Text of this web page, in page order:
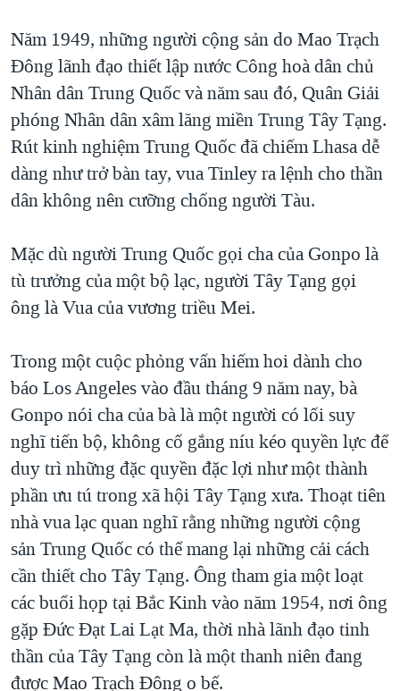
Năm 1949, những người cộng sản do Mao Trạch
Đông lãnh đạo thiết lập nước Công hoà dân chủ
Nhân dân Trung Quốc và năm sau đó, Quân Giải
phóng Nhân dân xâm lăng miền Trung Tây Tạng.
Rút kinh nghiệm Trung Quốc đã chiếm Lhasa dễ
dàng như trở bàn tay, vua Tinley ra lệnh cho thần
dân không nên cưỡng chống người Tàu.
Mặc dù người Trung Quốc gọi cha của Gonpo là
tù trưởng của một bộ lạc, người Tây Tạng gọi
ông là Vua của vương triều Mei.
Trong một cuộc phỏng vấn hiếm hoi dành cho
báo Los Angeles vào đầu tháng 9 năm nay, bà
Gonpo nói cha của bà là một người có lối suy
nghĩ tiến bộ, không cố gắng níu kéo quyền lực để
duy trì những đặc quyền đặc lợi như một thành
phần ưu tú trong xã hội Tây Tạng xưa. Thoạt tiên
nhà vua lạc quan nghĩ rằng những người cộng
sản Trung Quốc có thể mang lại những cải cách
cần thiết cho Tây Tạng. Ông tham gia một loạt
các buổi họp tại Bắc Kinh vào năm 1954, nơi ông
gặp Đức Đạt Lai Lạt Ma, thời nhà lãnh đạo tinh
thần của Tây Tạng còn là một thanh niên đang
được Mao Trạch Đông o bế.